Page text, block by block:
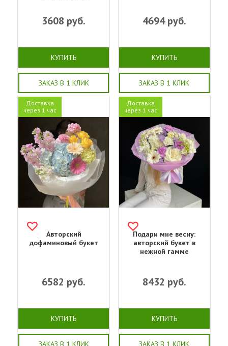
3608 руб.
КУПИТЬ
ЗАКАЗ В 1 КЛИК
4694руб.
КУПИТЬ
ЗАКАЗ В 1 КЛИК
Доставка
через 1 час
Авторский
дофаминовый букет
6582 руб.
КУПИТЬ
ЗАКАЗ В 1 КЛИК
Доставка
через 1 час
Подари мне весну:
авторский букет в
нежной гамме
8432 руб.
КУПИТЬ
ЗАКАЗ В 1 КЛИК